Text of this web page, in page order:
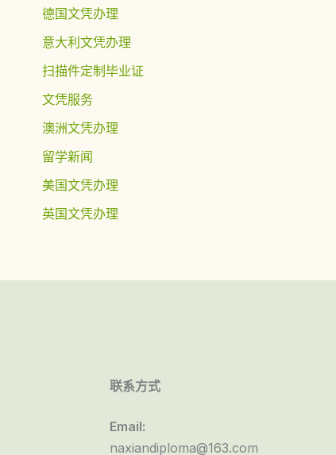
德国文凭办理
意大利文凭办理
扫描件定制毕业证
文凭服务
澳洲文凭办理
留学新闻
美国文凭办理
英国文凭办理
联系方式
Email:
naxiandiploma@163.com